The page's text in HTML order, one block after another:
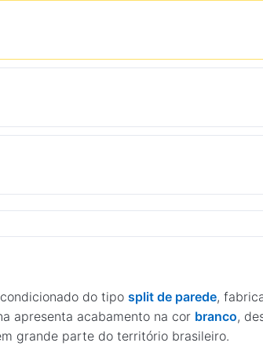
do tipo split de parede,
apresenta acabamento na cor branco,
grande parte do território brasileiro.